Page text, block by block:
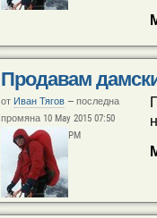
Продавам
от Иван Тягов —последна
промяна 10 May 2015 07:50
PM